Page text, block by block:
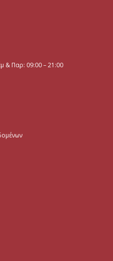
& Παρ: 09:00 – 21:00